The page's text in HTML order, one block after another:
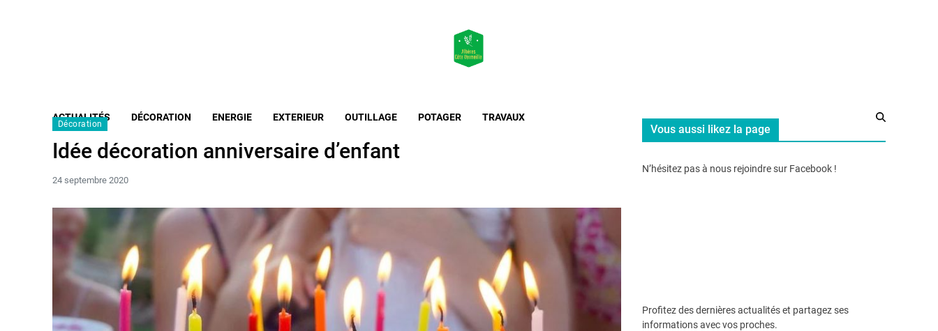
ACTUALITÉS DÉCORATION ENERGIE EXTERIEUR OUTILLAGE POTAGER TRAVAUX
Décoration
Idée décoration anniversaire d’enfant
24 septembre 2020
Vous aussi likez la page
N’hésitez pas à nous rejoindre sur Facebook !
Profitez des dernières actualités et partagez ses
informations avec vos proches.